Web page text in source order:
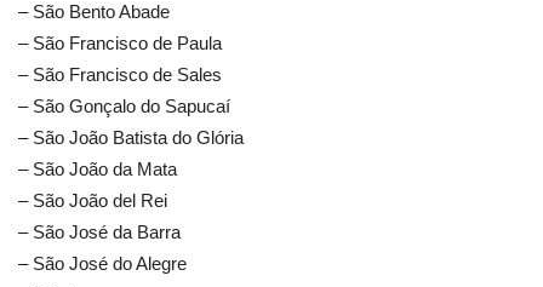
– São Bento Abade
– São Francisco de Paula
– São Francisco de Sales
– São Gonçalo do Sapucaí
– São João Batista do Glória
– São João da Mata
– São João del Rei
– São José da Barra
– São José do Alegre